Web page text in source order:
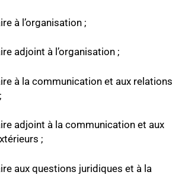
à l’organisation ;
adjoint à l’organisation ;
à la communication et aux relations
adjoint à la communication et aux
;
aux questions juridiques et à la